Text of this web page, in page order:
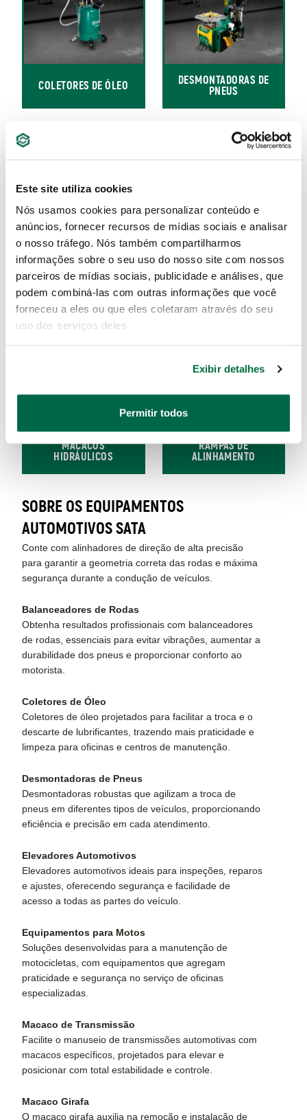
Este site utiliza cookies
Nós usamos cookies para personalizar conteúdo e
anúncios, fornecer recursos de mídias sociais e analisar
o nosso tráfego. Nós também compartilharmos
informações sobre o seu uso do nosso site com nossos
parceiros de mídias sociais, publicidade e análises, que
podem combiná-las com outras informações que você
forneceu a eles ou que eles coletaram através do seu
uso dos serviços deles
Exibir detalhes
Permitir todos
COLETORES DE ÓLEO
DESMONTADORAS DE
PNEUS
ELEVADORES
AUTOMOTIVOS
EQUIPAMENTOS PARA
MOTOS
MACACOS
HIDRÁULICOS
RAMPAS DE
ALINHAMENTO
SOBRE OS EQUIPAMENTOS
AUTOMOTIVOS SATA
Conte com alinhadores de direção de alta precisão
para garantir a geometria correta das rodas e máxima
segurança durante a condução de veículos.
Balanceadores de Rodas
Obtenha resultados profissionais com balanceadores
de rodas, essenciais para evitar vibrações, aumentar a
durabilidade dos pneus e proporcionar conforto ao
motorista.
Coletores de Óleo
Coletores de óleo projetados para facilitar a troca e o
descarte de lubrificantes, trazendo mais praticidade e
limpeza para oficinas e centros de manutenção.
Desmontadoras de Pneus
Desmontadoras robustas que agilizam a troca de
pneus em diferentes tipos de veículos, proporcionando
eficiência e precisão em cada atendimento.
Elevadores Automotivos
Elevadores automotivos ideais para inspeções, reparos
e ajustes, oferecendo segurança e facilidade de
acesso a todas as partes do veículo.
Equipamentos para Motos
Soluções desenvolvidas para a manutenção de
motocicletas, com equipamentos que agregam
praticidade e segurança no serviço de oficinas
especializadas.
Macaco de Transmissão
Facilite o manuseio de transmissões automotivas com
macacos específicos, projetados para elevar e
posicionar com total estabilidade e controle.
Macaco Girafa
O macaco girafa auxilia na remoção e instalação de